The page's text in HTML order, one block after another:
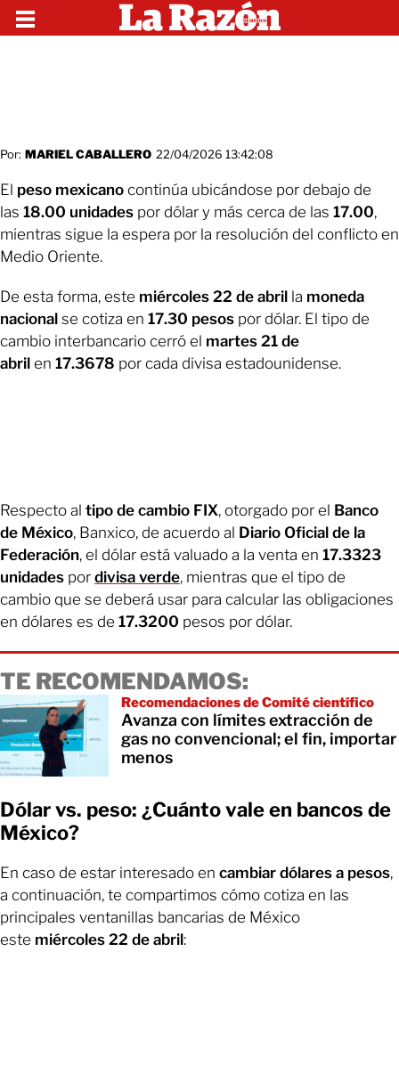
Por: MARIEL CABALLERO 22/04/2026 13:42:08
El peso mexicano continúa ubicándose por debajo de
las 18.00 unidades por dólar y más cerca de las 17.00,
mientras sigue la espera por la resolución del conflicto en
Medio Oriente.
De esta forma, este miércoles 22 de abril la moneda
nacional se cotiza en 17.30 pesos por dólar. El tipo de
cambio interbancario cerró el martes 21 de
abril en 17.3678 por cada divisa estadounidense.
Respecto al tipo de cambio FIX, otorgado por el Banco
de México, Banxico, de acuerdo al Diario Oficial de la
Federación, el dólar está valuado a la venta en 17.3323
unidades por divisa verde, mientras que el tipo de
cambio que se deberá usar para calcular las obligaciones
en dólares es de 17.3200 pesos por dólar.
TE RECOMENDAMOS:
Recomendaciones de Comité científico
Avanza con límites extracción de
gas no convencional; el fin, importar
menos
Dólar vs. peso: ¿Cuánto vale en bancos de
México?
En caso de estar interesado en cambiar dólares a pesos,
a continuación, te compartimos cómo cotiza en las
principales ventanillas bancarias de México
este miércoles 22 de abril: